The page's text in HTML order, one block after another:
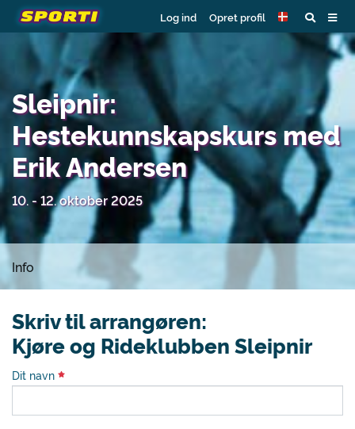
Log ind Opret profil
Sleipnir:
Hestekunnskapskurs med
Erik Andersen
10. - 12. oktober 2025
Info
Skriv til arrangøren:
Kjøre og Rideklubben Sleipnir
Dit navn